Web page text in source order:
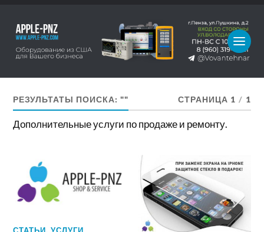
РЕЗУЛЬТАТЫ ПОИСКА: "" СТРАНИЦА 1 / 1
Дополнительные услуги по продаже и ремонту.
СТАТЬИ,УСЛУГИ